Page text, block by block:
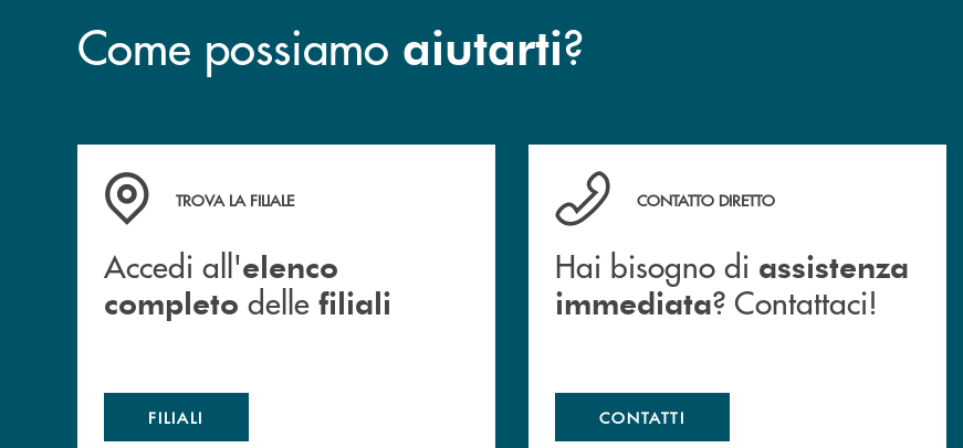
Come possiamo aiutarti?
Accedi all' elenco completo delle filiali
TROVA LA FILIALE
Accedi all'elenco
completo delle filiali
FILIALI
Hai bisogno di assistenza immediata ? Contattaci!
CONTATTO DIRETTO
Hai bisogno di assistenza
immediata? Contattaci!
CONTATTI